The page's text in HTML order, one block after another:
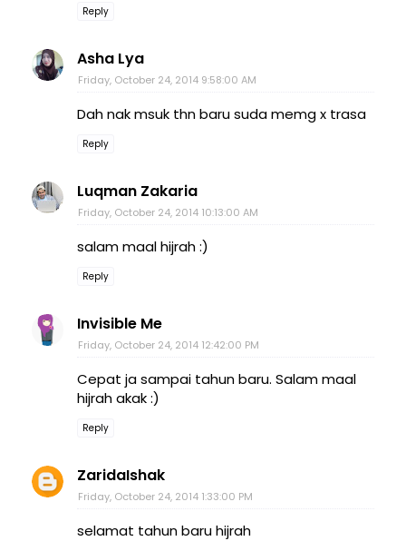
Reply
Asha Lya
Friday, October 24, 2014 9:58:00 AM
Dah nak msuk thn baru suda memg x trasa
Reply
Luqman Zakaria
Friday, October 24, 2014 10:13:00 AM
salam maal hijrah :)
Reply
Invisible Me
Friday, October 24, 2014 12:42:00 PM
Cepat ja sampai tahun baru. Salam maal
hijrah akak :)
Reply
ZaridaIshak
Friday, October 24, 2014 1:33:00 PM
selamat tahun baru hijrah